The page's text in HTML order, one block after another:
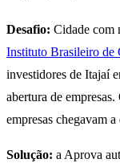
Desafio: Cidade com
Instituto Brasileiro de
investidores de Itajaí
abertura de
empresas chegavam
Solução: a Aprova